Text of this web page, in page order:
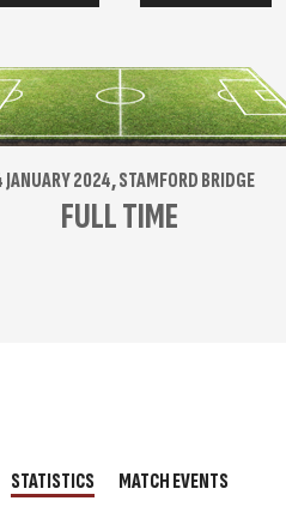
JANUARY 2024, STAMFORD BRIDGE
FULL TIME
STATISTICS MATCH EVENTS